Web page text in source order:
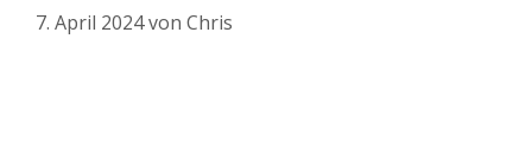
7. April 2024von Chris